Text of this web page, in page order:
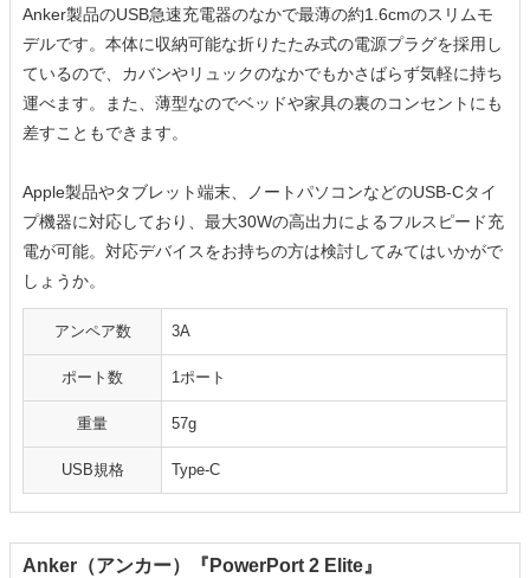
Anker製品のUSB急速充電器のなかで最薄の約1.6cmのスリムモ
デルです。本体に収納可能な折りたたみ式の電源プラグを採用し
ているので、カバンやリュックのなかでもかさばらず気軽に持ち
運べます。また、薄型なのでベッドや家具の裏のコンセントにも
差すこともできます。
Apple製品やタブレット端末、ノートパソコンなどのUSB-Cタイ
プ機器に対応しており、最⼤30Wの⾼出⼒によるフルスピード充
電が可能。対応デバイスをお持ちの方は検討してみてはいかがで
しょうか。
アンペア数 3A
ポート数 1ポート
重量 57g
USB規格 Type-C
Anker（アンカー）『PowerPort 2 Elite』